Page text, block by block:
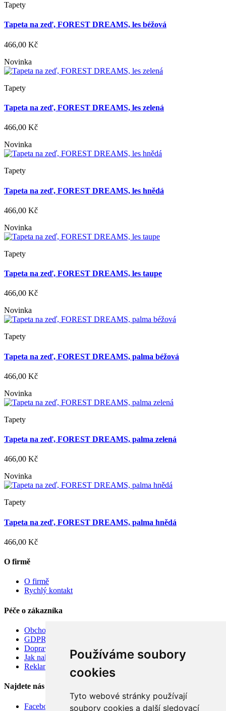
Používáme soubory
cookies
Tyto webové stránky používají
soubory cookies a další sledovací
Tapety
Tapeta na zeď, FOREST DREAMS, les béžová
466,00 Kč
Novinka
Tapety
Tapeta na zeď, FOREST DREAMS, les zelená
466,00 Kč
Novinka
Tapety
Tapeta na zeď, FOREST DREAMS, les hnědá
466,00 Kč
Novinka
Tapety
Tapeta na zeď, FOREST DREAMS, les taupe
466,00 Kč
Novinka
Tapety
Tapeta na zeď, FOREST DREAMS, palma béžová
466,00 Kč
Novinka
Tapety
Tapeta na zeď, FOREST DREAMS, palma zelená
466,00 Kč
Novinka
Tapety
Tapeta na zeď, FOREST DREAMS, palma hnědá
466,00 Kč
O firmě
O firmě
Rychlý kontakt
Péče o zákazníka
Obchodní podmínky
GDPR
Doprava
Jak nakupovat
Reklamace
Najdete nás
Facebook